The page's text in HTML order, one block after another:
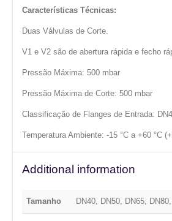
Características Técnicas:
Duas Válvulas de Corte.
V1 e V2 são de abertura rápida e fecho
Pressão Máxima: 500 mbar
Pressão Máxima de Corte: 500 mbar
Classificação de Flanges de Entrada:
Temperatura Ambiente: -15 °C a +60 °C
Additional information
Tamanho DN40, DN50, DN65,